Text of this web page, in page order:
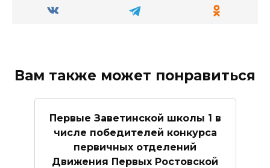
Вам также может понравиться
Первые Заветинской школы 1 в
числе победителей конкурса
первичных отделений
Движения Первых Ростовской